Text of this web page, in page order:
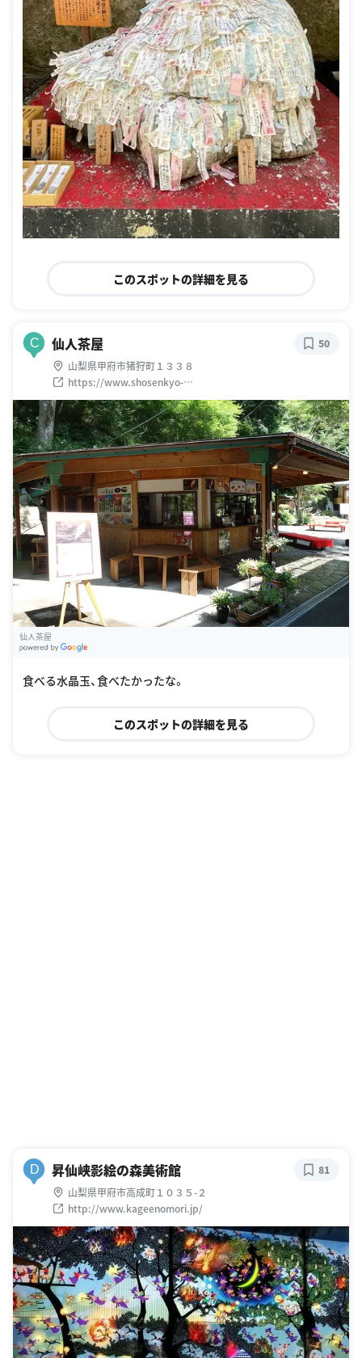
このスポットの詳細を見る
C 仙人茶屋
山梨県甲府市猪狩町１３３８
https://www.shosenkyo-
kankoukyokai.com/spot/%E4%BB%99%E4%BA%BA%E8%
8C%B6%E5%B1%8B/
50
仙人茶屋
食べる水晶玉、食べたかったな。
このスポットの詳細を見る
D 昇仙峡影絵の森美術館
山梨県甲府市高成町１０３５-２
http://www.kageenomori.jp/
81